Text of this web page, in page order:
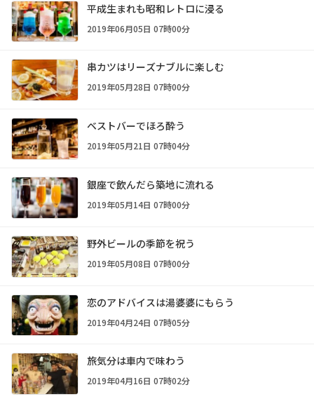
平成生まれも昭和レトロに浸る
2019年06月05日 07時00分
串カツはリーズナブルに楽しむ
2019年05月28日 07時00分
ベストバーでほろ酔う
2019年05月21日 07時04分
銀座で飲んだら築地に流れる
2019年05月14日 07時00分
野外ビールの季節を祝う
2019年05月08日 07時00分
恋のアドバイスは湯婆婆にもらう
2019年04月24日 07時05分
旅気分は車内で味わう
2019年04月16日 07時02分